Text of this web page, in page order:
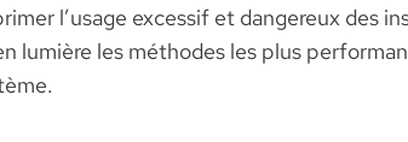
l’usage excessif et dangereux des
lumière les méthodes les plus